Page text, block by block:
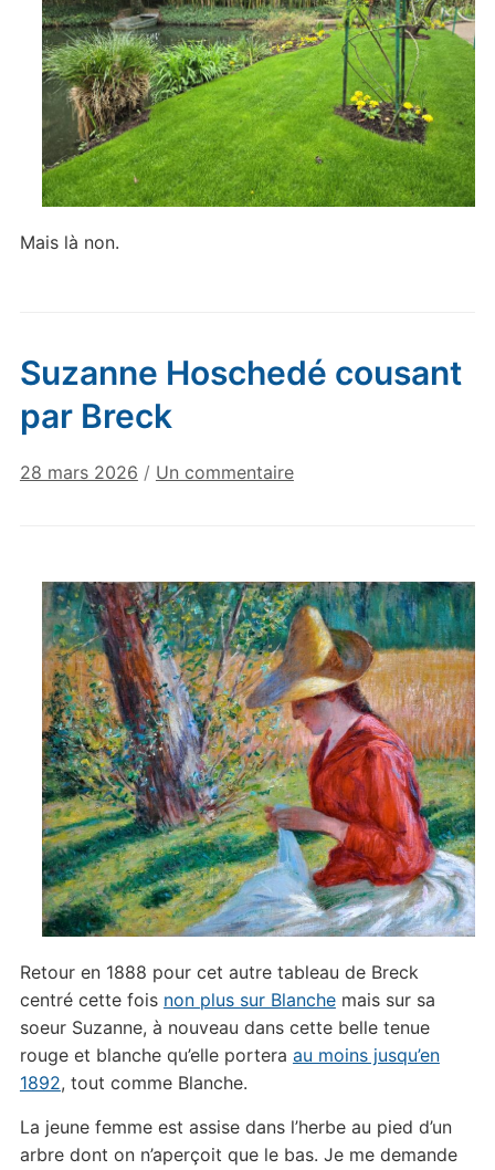
Mais là non.
Suzanne Hoschedé cousant
par Breck
28 mars 2026 / Un commentairesur
par
Breck
Retour en 1888 pour cet autre tableau de Breck
centré cette fois non plus sur Blanchemais sur sa
soeur Suzanne, à nouveau dans cette belle tenue
rouge et blanche qu’elle portera au moins jusqu’en
1892, tout comme Blanche.
La jeune femme est assise dans l’herbe au pied d’un
arbre dont on n’aperçoit que le bas. Je me demande